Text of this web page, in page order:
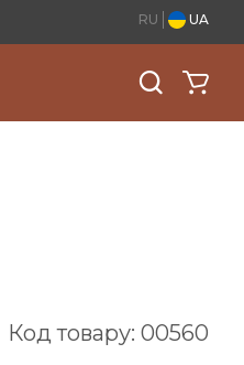
RU UA
Код товару: 00560